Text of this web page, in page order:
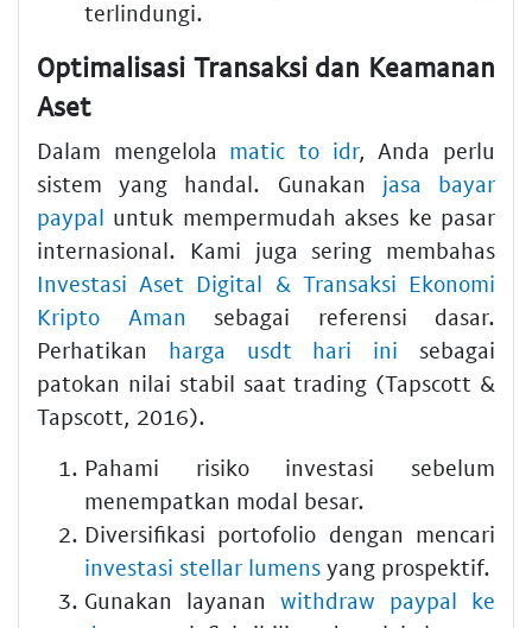
terlindungi.
Optimalisasi Transaksi dan Keamanan
Aset
Dalam mengelola matic to idr, Anda perlu
sistem yang handal. Gunakan jasa bayar
paypal untuk mempermudah akses ke pasar
internasional. Kami juga sering membahas
Investasi Aset Digital & Transaksi Ekonomi
Kripto Aman sebagai referensi dasar.
Perhatikan harga usdt hari ini sebagai
patokan nilai stabil saat trading (Tapscott &
Tapscott, 2016).
Pahami risiko investasi sebelum
menempatkan modal besar.
Diversifikasi portofolio dengan mencari
investasi stellar lumens yang prospektif.
Gunakan layanan withdraw paypal ke